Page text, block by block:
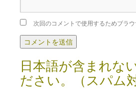
次回のコメントで使用するためブラ
日本語が含まれな
ださい。（スパム